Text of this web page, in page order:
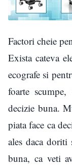
Factori cheie
Exista cateva
ecografe si
foarte
decizie buna.
piata face ca
ales daca doriti
buna, ca veti